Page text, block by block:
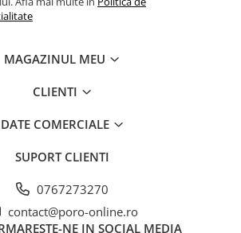
MAGAZINUL MEU
CLIENTI
DATE COMERCIALE
SUPORT CLIENTI
0767273270
contact@poro-online.ro
NE IN SOCIAL MEDIA